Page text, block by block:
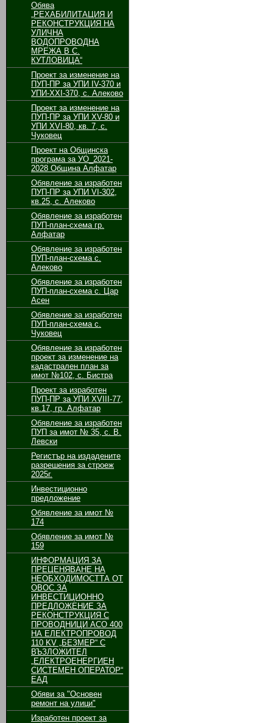
Обява
„РЕХАБИЛИТАЦИЯ И
РЕКОНСТРУКЦИЯ НА
УЛИЧНА
ВОДОПРОВОДНА
МРЕЖА В С.
КУТЛОВИЦА“
Проект за изменение на
ПУП-ПР за УПИ ІV-370 и
УПИ-ХХІ-370, с. Алеково
Проект за изменение на
ПУП-ПР за УПИ ХV-80 и
УПИ ХVІ-80, кв. 7, с.
Чуковец
Проект на Общинска
програма за УО_2021-
2028 Община Алфатар
Обявление за изработен
ПУП-ПР за УПИ VІ-302,
кв.25, с. Алеково
Обявление за изработен
ПУП-план-схема гр.
Алфатар
Обявление за изработен
ПУП-план-схема с.
Алеково
Обявление за изработен
ПУП-план-схема с. Цар
Асен
Обявление за изработен
ПУП-план-схема с.
Чуковец
Обявление за изработен
проект за изменение на
кадастрален план за
имот №102, с. Бистра
Проект за изработен
ПУП-ПР за УПИ ХVІІІ-77,
кв.17, гр. Алфатар
Обявление за изработен
ПУП за имот № 35, с. В.
Левски
Регистър на издадените
разрешения за строеж
2025г.
Инвестиционно
предложение
Обявление за имот №
174
Обявление за имот №
159
ИНФОРМАЦИЯ ЗА
ПРЕЦЕНЯВАНЕ НА
НЕОБХОДИМОСТТА ОТ
ОВОС ЗА
ИНВЕСТИЦИОННО
ПРЕДЛОЖЕНИЕ ЗА
РЕКОНСТРУКЦИЯ С
ПРОВОДНИЦИ АСО 400
НА ЕЛЕКТРОПРОВОД
110 KV „БЕЗМЕР“ С
ВЪЗЛОЖИТЕЛ
„ЕЛЕКТРОЕНЕРГИЕН
СИСТЕМЕН ОПЕРАТОР“
ЕАД
Обяви за "Основен
ремонт на улици"
Изработен проект за